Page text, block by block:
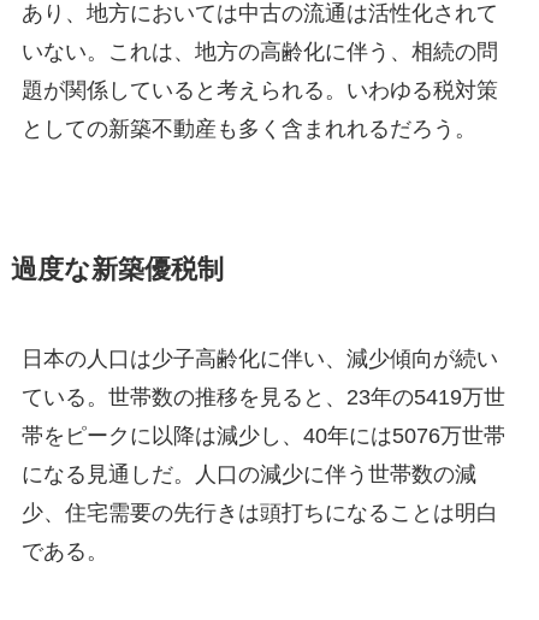
あり、地方においては中古の流通は活性化されて
いない。これは、地方の高齢化に伴う、相続の問
題が関係していると考えられる。いわゆる税対策
としての新築不動産も多く含まれれるだろう。
過度な新築優税制
日本の人口は少子高齢化に伴い、減少傾向が続い
ている。世帯数の推移を見ると、23年の5419万世
帯をピークに以降は減少し、40年には5076万世帯
になる見通しだ。人口の減少に伴う世帯数の減
少、住宅需要の先行きは頭打ちになることは明白
である。